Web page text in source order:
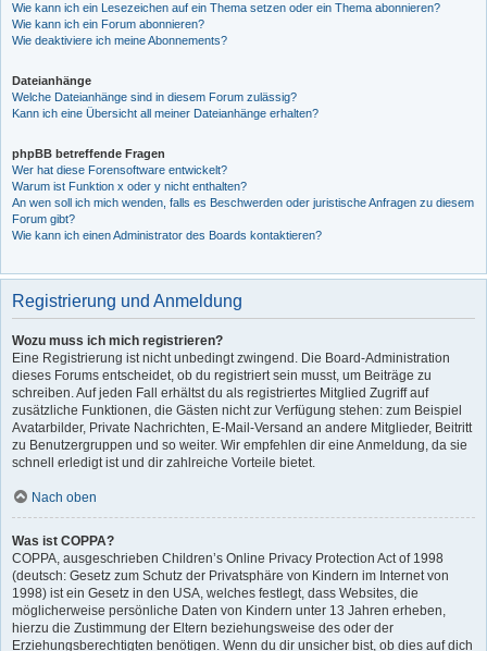
Wie kann ich ein Lesezeichen auf ein Thema setzen oder ein Thema abonnieren?
Wie kann ich ein Forum abonnieren?
Wie deaktiviere ich meine Abonnements?
Dateianhänge
Welche Dateianhänge sind in diesem Forum zulässig?
Kann ich eine Übersicht all meiner Dateianhänge erhalten?
phpBB betreffende Fragen
Wer hat diese Forensoftware entwickelt?
Warum ist Funktion x oder y nicht enthalten?
An wen soll ich mich wenden, falls es Beschwerden oder juristische Anfragen zu diesem
Forum gibt?
Wie kann ich einen Administrator des Boards kontaktieren?
Registrierung und Anmeldung
Wozu muss ich mich registrieren?
Eine Registrierung ist nicht unbedingt zwingend. Die Board-Administration
dieses Forums entscheidet, ob du registriert sein musst, um Beiträge zu
schreiben. Auf jeden Fall erhältst du als registriertes Mitglied Zugriff auf
zusätzliche Funktionen, die Gästen nicht zur Verfügung stehen: zum Beispiel
Avatarbilder, Private Nachrichten, E-Mail-Versand an andere Mitglieder, Beitritt
zu Benutzergruppen und so weiter. Wir empfehlen dir eine Anmeldung, da sie
schnell erledigt ist und dir zahlreiche Vorteile bietet.
Nach oben
Was ist COPPA?
COPPA, ausgeschrieben Children’s Online Privacy Protection Act of 1998
(deutsch: Gesetz zum Schutz der Privatsphäre von Kindern im Internet von
1998) ist ein Gesetz in den USA, welches festlegt, dass Websites, die
möglicherweise persönliche Daten von Kindern unter 13 Jahren erheben,
hierzu die Zustimmung der Eltern beziehungsweise des oder der
Erziehungsberechtigten benötigen. Wenn du dir unsicher bist, ob dies auf dich